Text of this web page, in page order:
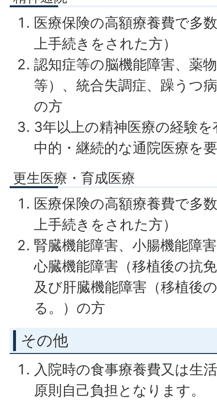
医療保険の高額療養費で多
上手続きをされた方）
認知症等の脳機能障害、薬
等）、統合失調症、躁うつ
の方
3年以上の精神医療の経験
中的・継続的な通院医療を
更生医療・育成医療
医療保険の高額療養費で多
上手続きをされた方）
腎臓機能障害、小腸機能障
心臓機能障害（移植後の抗
及び肝臓機能障害（移植後
る。）の方
その他
入院時の食事療養費又は生
原則自己負担となります。